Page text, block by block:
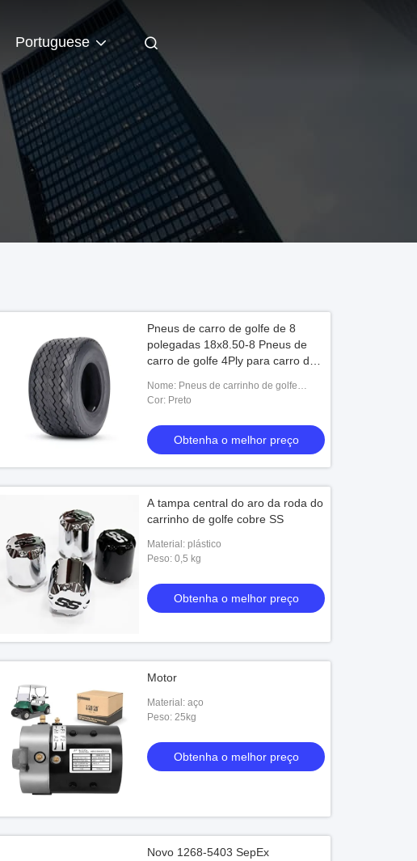
Portuguese
Pneus de carro de golfe de 8
polegadas 18x8.50-8 Pneus de
carro de golfe 4Ply para carro de
Nome: Pneus de carrinho de golfe
18X8.50-8
Cor: Preto
Obtenha o melhor preço
A tampa central do aro da roda do
carrinho de golfe cobre SS
Material: plástico
Peso: 0,5 kg
Obtenha o melhor preço
Motor
Material: aço
Peso: 25kg
Obtenha o melhor preço
Novo 1268-5403 SepEx